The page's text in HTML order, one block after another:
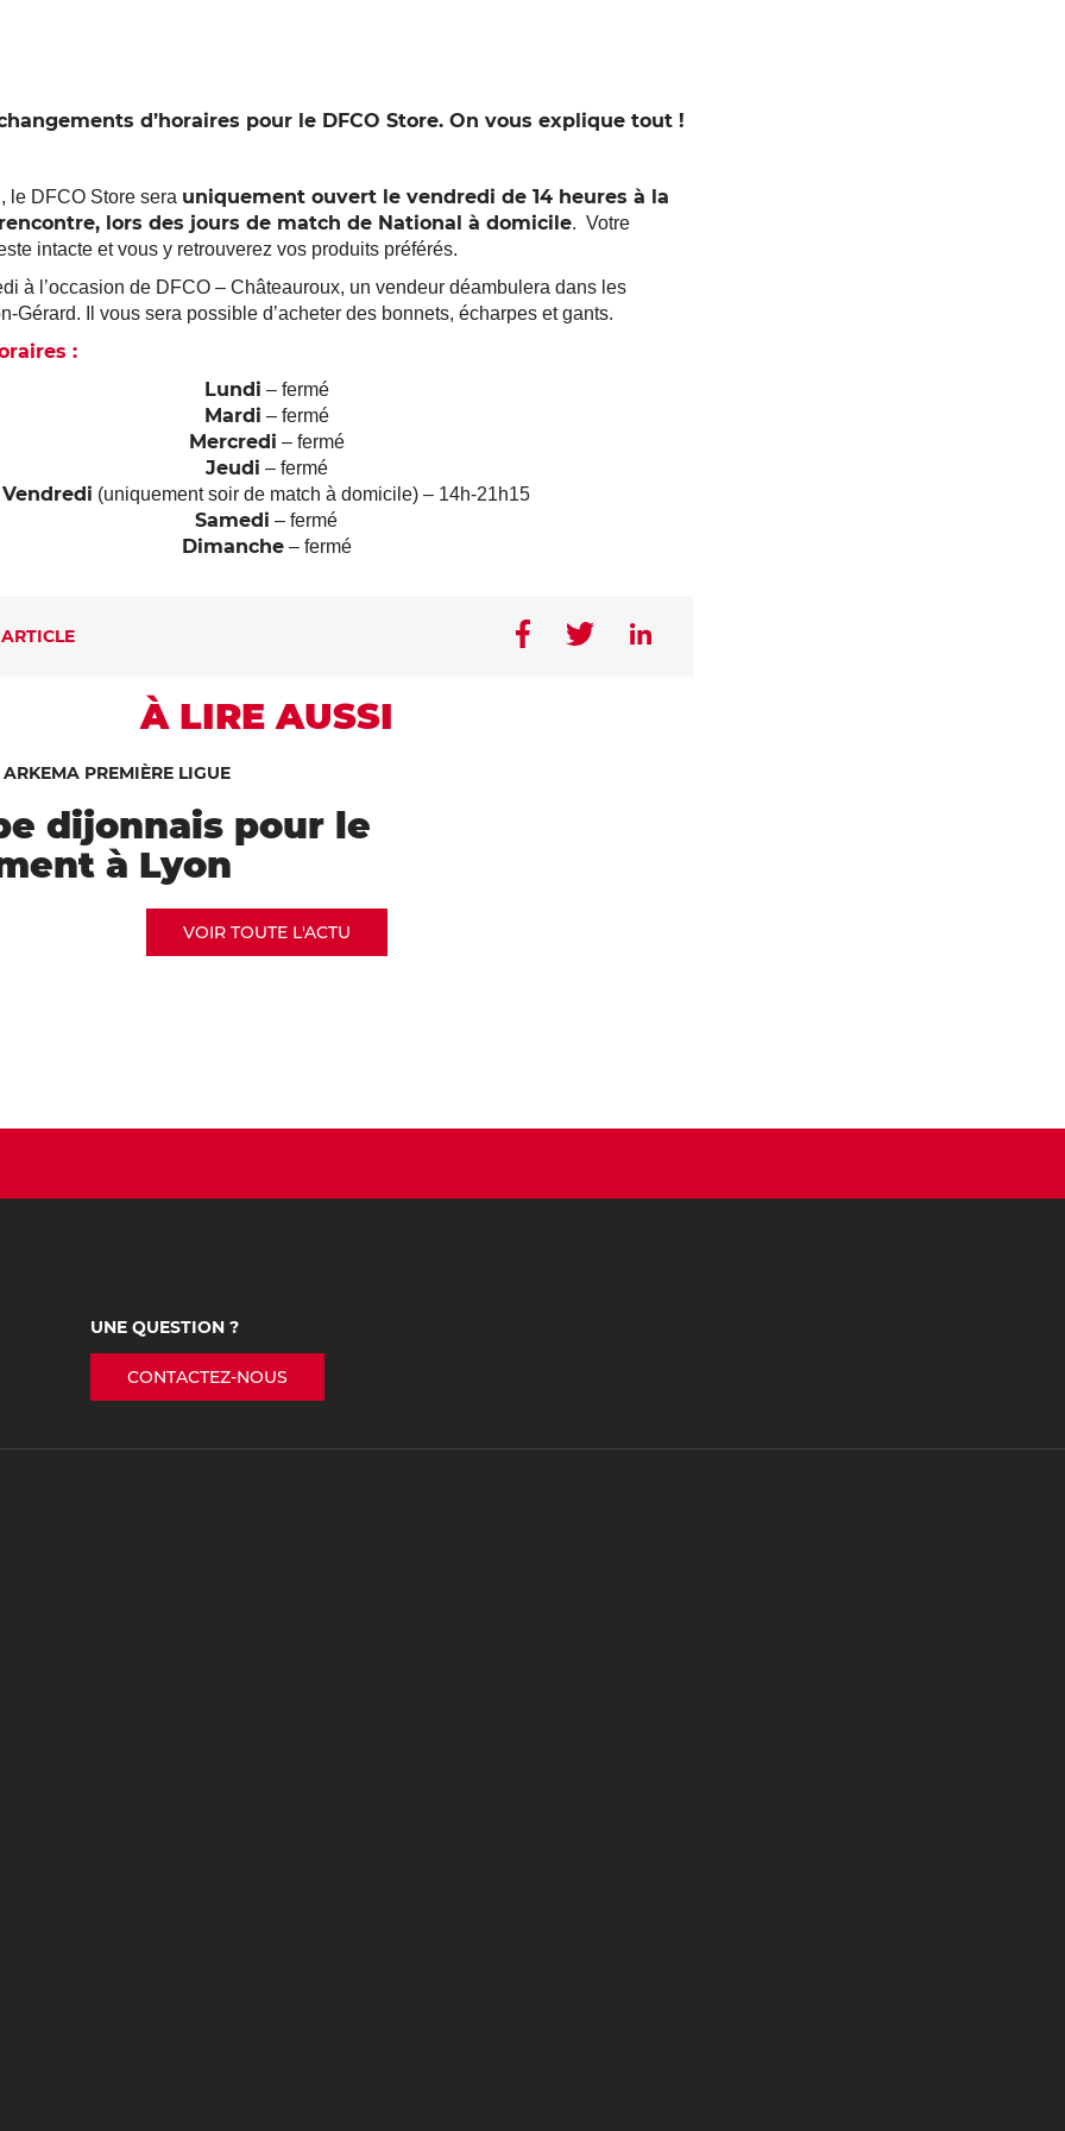
d’horaires pour le DFCO Store. On vous explique tout !
le DFCO Store sera uniquement ouvert le vendredi de 14 heures à la
lors des jours de match de National à domicile. Votre
intacte et vous y retrouverez vos produits préférés.
à l’occasion de DFCO – Châteauroux, un vendeur déambulera dans les
Gérard. Il vous sera possible d’acheter des bonnets, écharpes et gants.
:
Lundi – fermé
Mardi – fermé
Mercredi – fermé
Jeudi – fermé
Vendredi (uniquement soir de match à domicile) – 14h-21h15
Samedi – fermé
Dimanche– fermé
À LIRE AUSSI
ARKEMA PREMIÈRE LIGUE
dijonnais pour le
à Lyon
VOIR TOUTE L'ACTU
UNE QUESTION ?
CONTACTEZ-NOUS